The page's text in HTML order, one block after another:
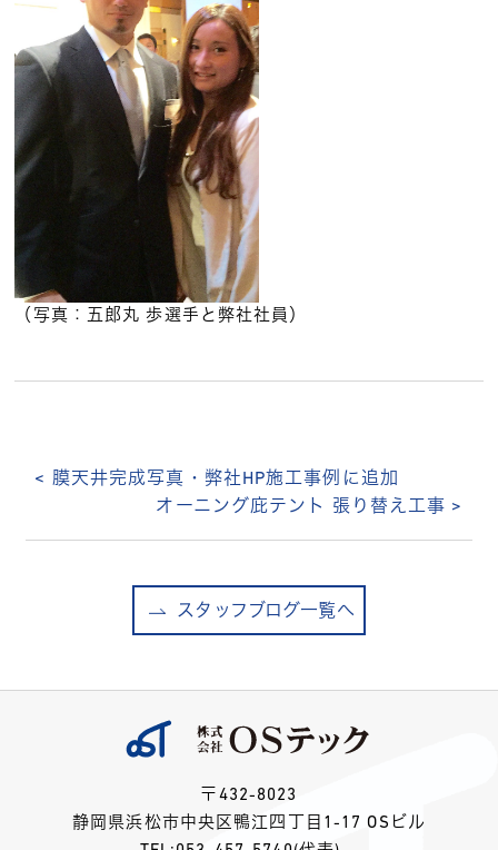
（写真：五郎丸 歩選手と弊社社員）
< 膜天井完成写真・弊社HP施工事例に追加
オーニング庇テント 張り替え工事 >
スタッフブログ一覧へ
〒432-8023
静岡県浜松市中央区鴨江四丁目1-17 OSビル